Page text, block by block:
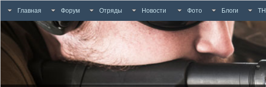
Главная Форум Отряды Новости Фото Блоги